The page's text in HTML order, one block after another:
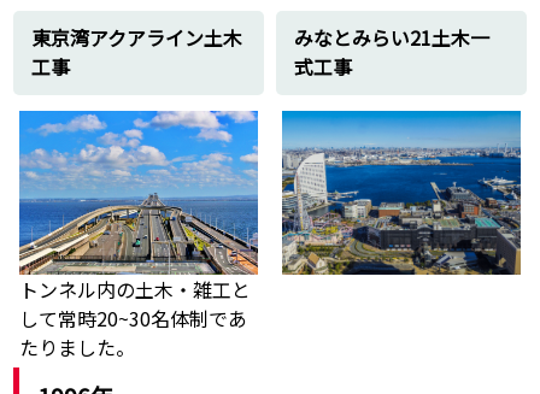
東京湾アクアライン土木
工事
トンネル内の土木・雑工と
して常時20~30名体制であ
たりました。
みなとみらい21土木一
式工事